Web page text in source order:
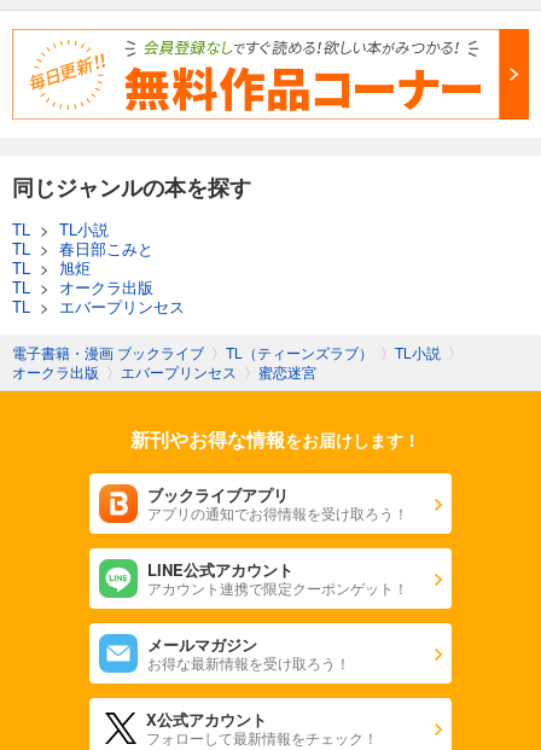
同じジャンルの本を探す
TL > TL小説
TL > 春日部こみと
TL > 旭炬
TL > オークラ出版
TL > エバープリンセス
電子書籍・漫画 ブックライブ 〉 TL（ティーンズラブ） 〉 TL小説 〉
オークラ出版 〉 エバープリンセス 〉 蜜恋迷宮
新刊やお得な情報をお届けします！
ブックライブアプリ
アプリの通知でお得情報を受け取ろう！
LINE公式アカウント
アカウント連携で限定クーポンゲット！
メールマガジン
お得な最新情報を受け取ろう！
X公式アカウント
フォローして最新情報をチェック！